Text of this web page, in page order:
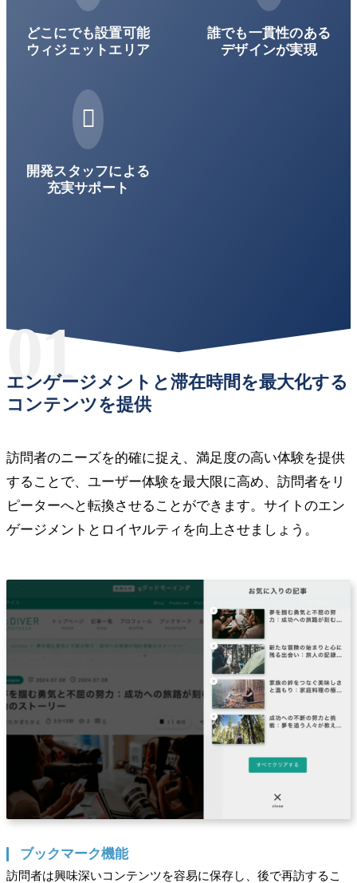
どこにでも設置可能
ウィジェットエリア
誰でも一貫性のある
デザインが実現

開発スタッフによる
充実サポート
01
エンゲージメントと滞在時間を最大化する
コンテンツを提供
訪問者のニーズを的確に捉え、満足度の高い体験を提供
することで、ユーザー体験を最大限に高め、訪問者をリ
ピーターへと転換させることができます。サイトのエン
ゲージメントとロイヤルティを向上させましょう。
ブックマーク機能
訪問者は興味深いコンテンツを容易に保存し、後で再訪するこ